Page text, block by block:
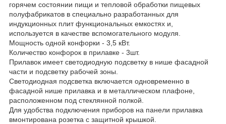
горячем состоянии пищи и тепловой обработки пищевых
полуфабрикатов в специально разработанных для
индукционных плит функциональных емкостях и,
используется в качестве вспомогательного модуля.
Мощность одной конфорки - 3,5 кВт.
Количество конфорок в прилавке - 3шт.
Прилавок имеет светодиодную подсветку в нише фасадной
части и подсветку рабочей зоны.
Светодиодная подсветка включается одновременно в
фасадной нише прилавка и в металлическом плафоне,
расположенном под стеклянной полкой.
Для удобства подключения приборов на панели прилавка
вмонтирована розетка с защитной крышкой.